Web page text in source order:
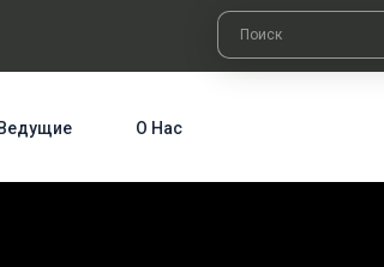
Ведущие О Нас